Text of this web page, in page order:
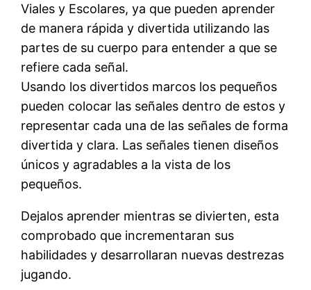
Viales y Escolares, ya que pueden aprender
de manera rápida y divertida utilizando las
partes de su cuerpo para entender a que se
refiere cada señal.
Usando los divertidos marcos los pequeños
pueden colocar las señales dentro de estos y
representar cada una de las señales de forma
divertida y clara. Las señales tienen diseños
únicos y agradables a la vista de los
pequeños.
Dejalos aprender mientras se divierten, esta
comprobado que incrementaran sus
habilidades y desarrollaran nuevas destrezas
jugando.